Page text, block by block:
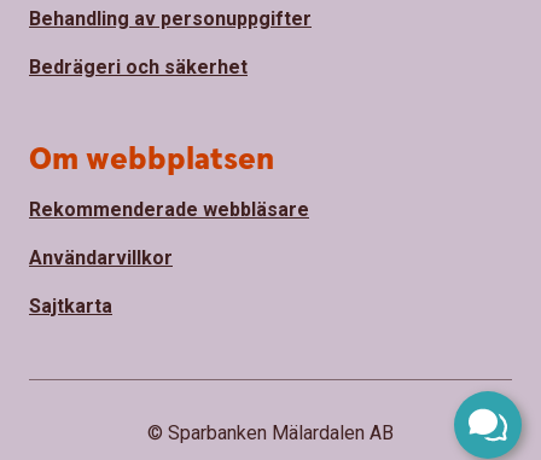
Behandling av personuppgifter
Bedrägeri och säkerhet
Om webbplatsen
Rekommenderade webbläsare
Användarvillkor
Sajtkarta
© Sparbanken Mälardalen AB